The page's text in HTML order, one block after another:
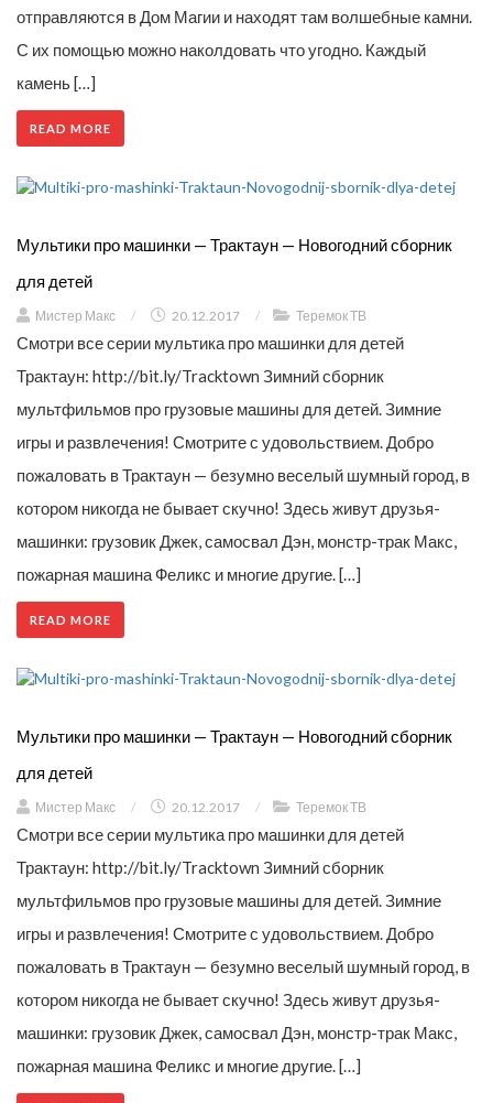
отправляются в Дом Магии и находят там волшебные камни.
С их помощью можно наколдовать что угодно. Каждый
камень […]
READ MORE
Мультики про машинки — Трактаун — Новогодний сборник
для детей
Мистер Макс / 20.12.2017 / Теремок ТВ
Смотри все серии мультика про машинки для детей
Трактаун: http://bit.ly/Tracktown Зимний сборник
мультфильмов про грузовые машины для детей. Зимние
игры и развлечения! Смотрите с удовольствием. Добро
пожаловать в Трактаун — безумно веселый шумный город, в
котором никогда не бывает скучно! Здесь живут друзья-
машинки: грузовик Джек, самосвал Дэн, монстр-трак Макс,
пожарная машина Феликс и многие другие. […]
READ MORE
Мультики про машинки — Трактаун — Новогодний сборник
для детей
Мистер Макс / 20.12.2017 / Теремок ТВ
Смотри все серии мультика про машинки для детей
Трактаун: http://bit.ly/Tracktown Зимний сборник
мультфильмов про грузовые машины для детей. Зимние
игры и развлечения! Смотрите с удовольствием. Добро
пожаловать в Трактаун — безумно веселый шумный город, в
котором никогда не бывает скучно! Здесь живут друзья-
машинки: грузовик Джек, самосвал Дэн, монстр-трак Макс,
пожарная машина Феликс и многие другие. […]